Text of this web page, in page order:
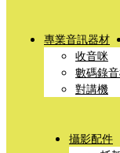
專業音訊器材
收音咪
數碼錄
對講機
攝影配件